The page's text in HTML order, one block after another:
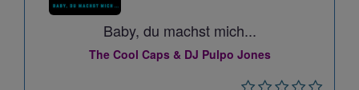
Baby, du machst mich...
The Cool Caps & DJ Pulpo Jones